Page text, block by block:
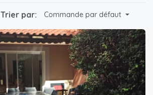
Trier par: Commande par défaut